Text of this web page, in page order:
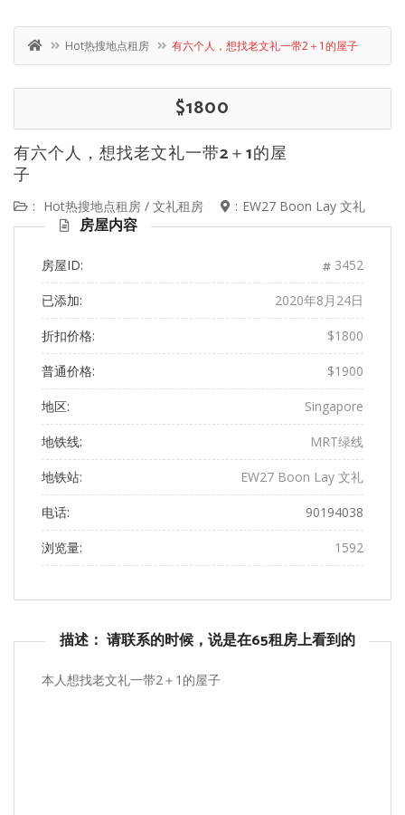
Hot热搜地点租房 有六个人，想找老文礼一带2＋1的屋子
$1800
有六个人，想找老文礼一带2＋1的屋
子
: Hot热搜地点租房 / 文礼租房 : EW27 Boon Lay 文礼
房屋内容
房屋ID: 3452
已添加: 2020年8月24日
折扣价格: $1800
普通价格: $1900
地区: Singapore
地铁线: MRT绿线
地铁站: EW27 Boon Lay 文礼
电话: 90194038
浏览量: 1592
描述： 请联系的时候，说是在65租房上看到的
本人想找老文礼一带2＋1的屋子